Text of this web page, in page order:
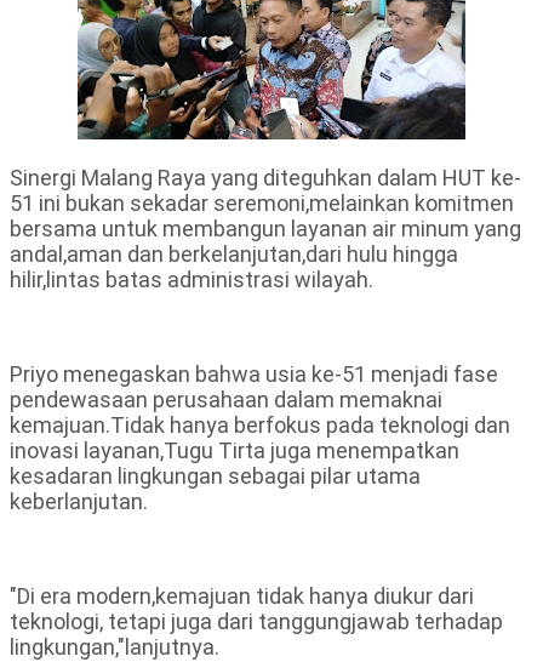
Sinergi Malang Raya yang diteguhkan dalam HUT ke-
51 ini bukan sekadar seremoni,melainkan komitmen
bersama untuk membangun layanan air minum yang
andal,aman dan berkelanjutan,dari hulu hingga
hilir,lintas batas administrasi wilayah.
Priyo menegaskan bahwa usia ke-51 menjadi fase
pendewasaan perusahaan dalam memaknai
kemajuan.Tidak hanya berfokus pada teknologi dan
inovasi layanan,Tugu Tirta juga menempatkan
kesadaran lingkungan sebagai pilar utama
keberlanjutan.
"Di era modern,kemajuan tidak hanya diukur dari
teknologi, tetapi juga dari tanggungjawab terhadap
lingkungan,"lanjutnya.